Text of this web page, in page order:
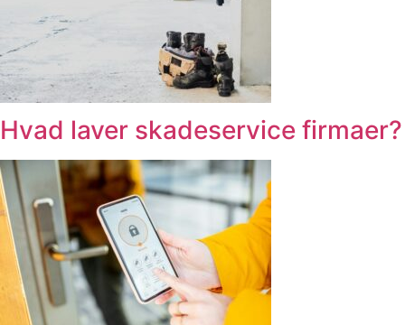
Hvad laver skadeservice firmaer?